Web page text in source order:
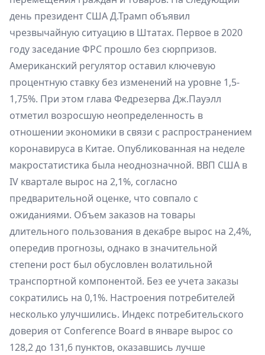
день президент CША Д.Трамп объявил
чрезвычайную ситуацию в Штатах. Первое в 2020
году заседание ФРС прошло без сюрпризов.
Американский регулятор оставил ключевую
процентную ставку без изменений на уровне 1,5-
1,75%. При этом глава Федрезерва Дж.Пауэлл
отметил возросшую неопределенность в
отношении экономики в связи с распространением
коронавируса в Китае. Опубликованная на неделе
макростатистика была неоднозначной. ВВП США в
IV квартале вырос на 2,1%, согласно
предварительной оценке, что совпало с
ожиданиями. Объем заказов на товары
длительного пользования в декабре вырос на 2,4%,
опередив прогнозы, однако в значительной
степени рост был обусловлен волатильной
транспортной компонентой. Без ее учета заказы
сократились на 0,1%. Настроения потребителей
несколько улучшились. Индекс потребительского
доверия от Conference Board в январе вырос со
128,2 до 131,6 пунктов, оказавшись лучше